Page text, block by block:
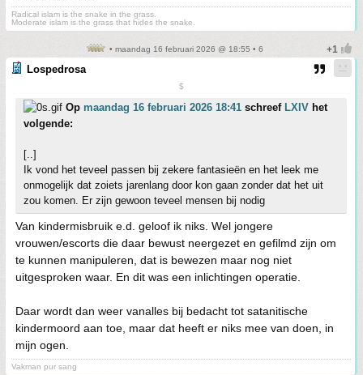
Radical islam is the snake in the grass.
Moderate islam is the grass that hides the snake.
• maandag 16 februari 2026 @ 18:55 • 6
Lospedrosa
$
Op maandag 16 februari 2026 18:41 schreef LXIV het
volgende:
[..]
Ik vond het teveel passen bij zekere fantasieën en het leek me
onmogelijk dat zoiets jarenlang door kon gaan zonder dat het uit
zou komen. Er zijn gewoon teveel mensen bij nodig
Van kindermisbruik e.d. geloof ik niks. Wel jongere
vrouwen/escorts die daar bewust neergezet en gefilmd zijn om
te kunnen manipuleren, dat is bewezen maar nog niet
uitgesproken waar. En dit was een inlichtingen operatie.
Daar wordt dan weer vanalles bij bedacht tot satanitische
kindermoord aan toe, maar dat heeft er niks mee van doen, in
mijn ogen.
Vakman pur sang